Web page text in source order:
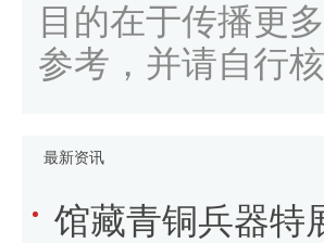
目的在于传播更
参考，并请自行
最新资讯
馆藏青铜兵器特